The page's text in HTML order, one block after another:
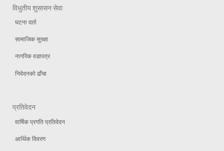
विधुतीय शुसासन सेवा
घटना दर्ता
सामाजिक सुरक्षा
नागरिक वडापत्र
निवेदनको ढाँचा
प्रतिवेदन
वार्षिक प्रगति प्रतिवेदन
आर्थिक विवरण